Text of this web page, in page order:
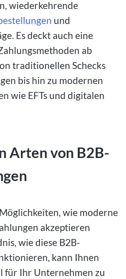
wiederkehrende
und
Es deckt auch eine
ab
traditionellen Schecks
bis hin zu modernen
wie EFTs und digitalen
Arten von B2B-
wie moderne
akzeptieren
wie diese B2B-
kann Ihnen
für Ihr Unternehmen zu